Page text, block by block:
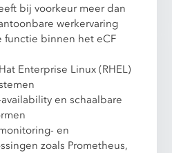
bij voorkeur meer dan
werkervaring
functie binnen het eCF
Enterprise Linux (RHEL)
en schaalbare
en
zoals Prometheus,